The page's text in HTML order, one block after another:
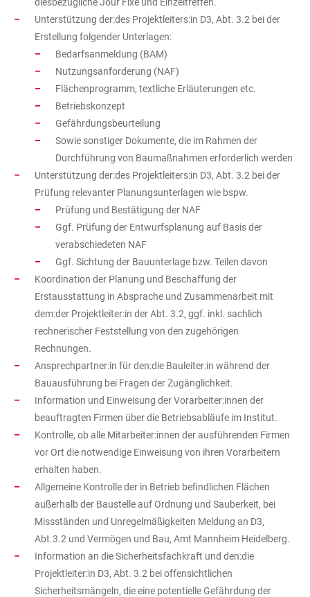
Unterstützung der:des Projektleiters:in D3, Abt. 3.2 bei der
Erstellung folgender Unterlagen:
Bedarfsanmeldung (BAM)
Nutzungsanforderung (NAF)
Flächenprogramm, textliche Erläuterungen etc.
Betriebskonzept
Gefährdungsbeurteilung
Sowie sonstiger Dokumente, die im Rahmen der
Durchführung von Baumaßnahmen erforderlich werden
Unterstützung der:des Projektleiters:in D3, Abt. 3.2 bei der
Prüfung relevanter Planungsunterlagen wie bspw.
Prüfung und Bestätigung der NAF
Ggf. Prüfung der Entwurfsplanung auf Basis der
verabschiedeten NAF
Ggf. Sichtung der Bauunterlage bzw. Teilen davon
Koordination der Planung und Beschaffung der
Erstausstattung in Absprache und Zusammenarbeit mit
dem:der Projektleiter:in der Abt. 3.2, ggf. inkl. sachlich
rechnerischer Feststellung von den zugehörigen
Rechnungen.
Ansprechpartner:in für den:die Bauleiter:in während der
Bauausführung bei Fragen der Zugänglichkeit.
Information und Einweisung der Vorarbeiter:innen der
beauftragten Firmen über die Betriebsabläufe im Institut.
Kontrolle, ob alle Mitarbeiter:innen der ausführenden Firmen
vor Ort die notwendige Einweisung von ihren Vorarbeitern
erhalten haben.
Allgemeine Kontrolle der in Betrieb befindlichen Flächen
außerhalb der Baustelle auf Ordnung und Sauberkeit, bei
Missständen und Unregelmäßigkeiten Meldung an D3,
Abt.3.2 und Vermögen und Bau, Amt Mannheim Heidelberg.
Information an die Sicherheitsfachkraft und den:die
Projektleiter:in D3, Abt. 3.2 bei offensichtlichen
Sicherheitsmängeln, die eine potentielle Gefährdung der